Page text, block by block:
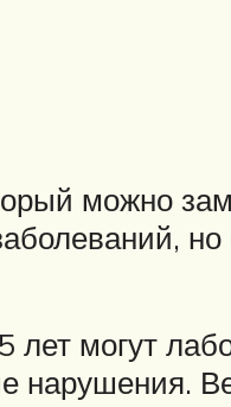
можно
лет могут
нарушения.